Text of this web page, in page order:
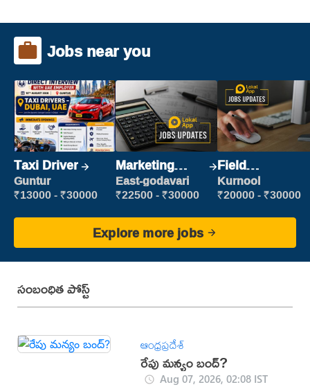
Jobs near you
Taxi Driver
Guntur
₹13000 - ₹30000
Marketing
Executive
East-godavari
₹22500 - ₹30000
Field
Marketing
Executive
Kurnool
₹20000 - ₹30000
Explore more jobs
సంబంధిత పోస్ట్
ఆంధ్రప్రదేశ్
రేపు మన్యం బంద్‌?
Aug 07, 2026, 02:08 IST